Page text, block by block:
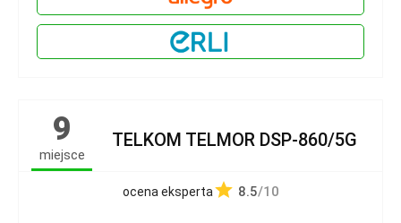
9
miejsce
TELKOM TELMOR DSP-860/5G
ocena eksperta 8.5/10